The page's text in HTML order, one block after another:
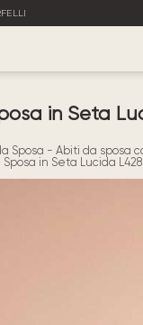
in Seta
Sposa - Abiti da sposa
Sposa in Seta Lucida L428